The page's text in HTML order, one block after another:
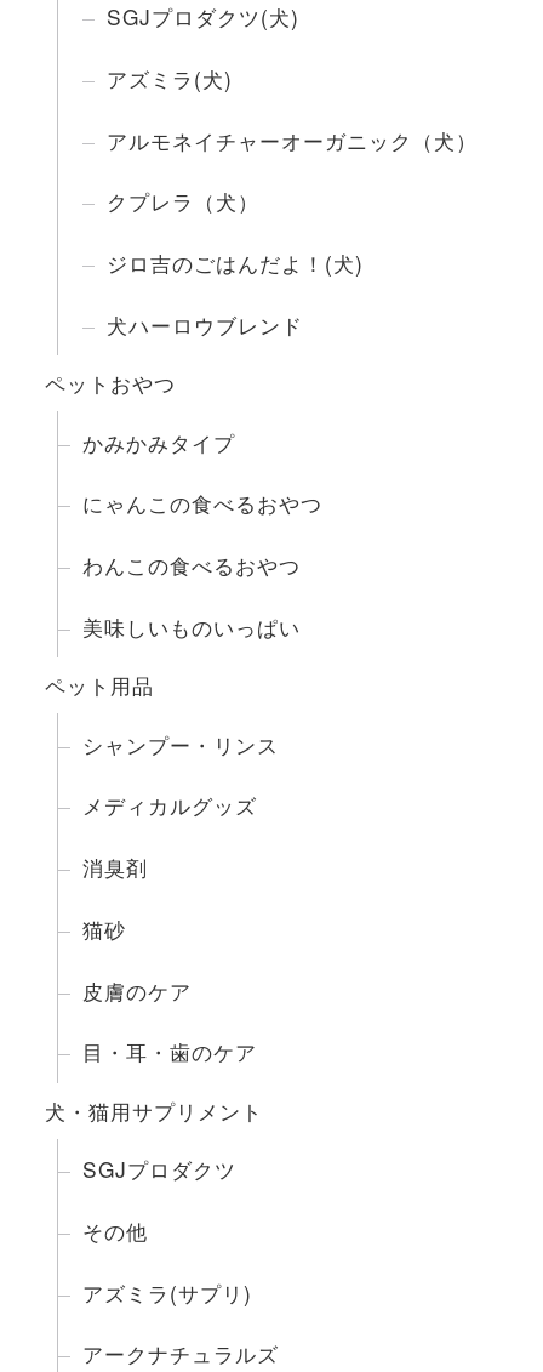
SGJプロダクツ(犬)
アズミラ(犬)
アルモネイチャーオーガニック（犬）
クプレラ（犬）
ジロ吉のごはんだよ！(犬)
犬ハーロウブレンド
ペットおやつ
かみかみタイプ
にゃんこの食べるおやつ
わんこの食べるおやつ
美味しいものいっぱい
ペット用品
シャンプー・リンス
メディカルグッズ
消臭剤
猫砂
皮膚のケア
目・耳・歯のケア
犬・猫用サプリメント
SGJプロダクツ
その他
アズミラ(サプリ)
アークナチュラルズ